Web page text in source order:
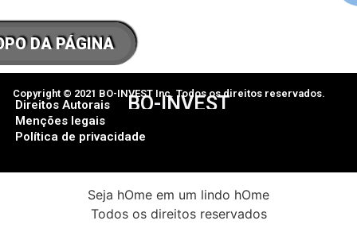
DA PÁGINA
BO-INVEST
Copyright © 2021 BO-INVEST Inc. Todos os direitos reservados.
Direitos Autorais
Menções legais
Política de privacidade
Seja hOme em um lindo hOme
Todos os direitos reservados